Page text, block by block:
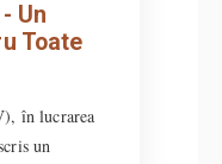
Un
Toate
în lucrarea
un